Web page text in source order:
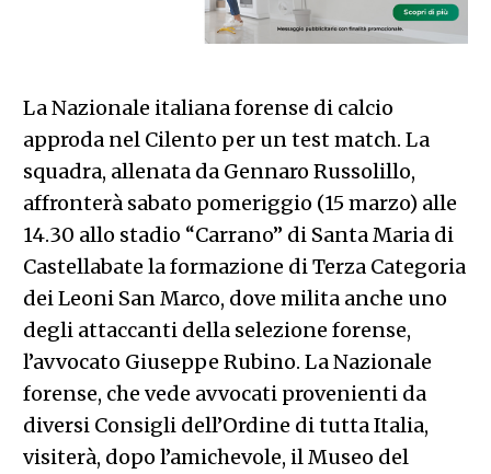
La Nazionale italiana forense di calcio
approda nel Cilento per un test match. La
squadra, allenata da Gennaro Russolillo,
affronterà sabato pomeriggio (15 marzo) alle
14.30 allo stadio “Carrano” di Santa Maria di
Castellabate la formazione di Terza Categoria
dei Leoni San Marco, dove milita anche uno
degli attaccanti della selezione forense,
l’avvocato Giuseppe Rubino. La Nazionale
forense, che vede avvocati provenienti da
diversi Consigli dell’Ordine di tutta Italia,
visiterà, dopo l’amichevole, il Museo del